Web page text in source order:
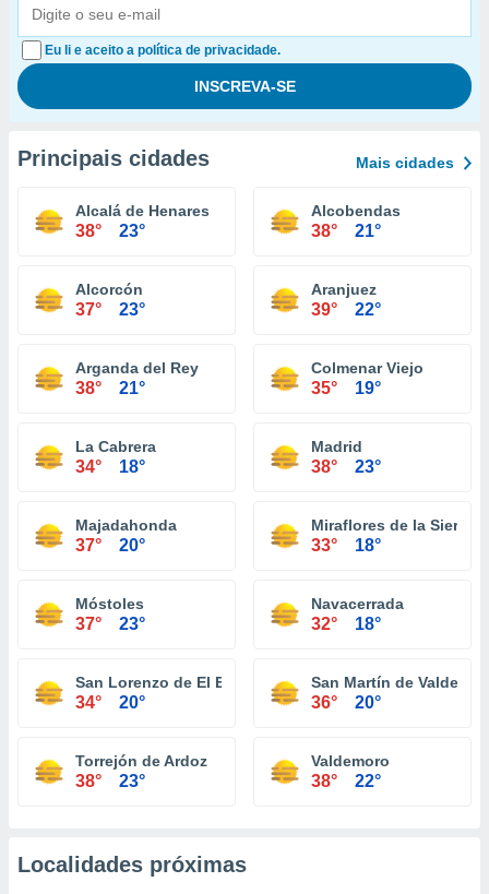
Eu li e aceito a política de privacidade.
Principais cidades Mais cidades
Alcalá de Henares
38° 23°
Alcobendas
38° 21°
Alcorcón
37° 23°
Aranjuez
39° 22°
Arganda del Rey
38° 21°
Colmenar Viejo
35° 19°
La Cabrera
34° 18°
Madrid
38° 23°
Majadahonda
37° 20°
Miraflores de la Sierra
33° 18°
Móstoles
37° 23°
Navacerrada
32° 18°
San Lorenzo de El Escorial
34° 20°
San Martín de
36° 20°
Torrejón de Ardoz
38° 23°
Valdemoro
38° 22°
Localidades próximas